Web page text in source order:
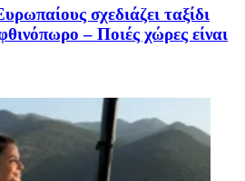
σχεδιάζει ταξίδι
– Ποιές χώρες είναι